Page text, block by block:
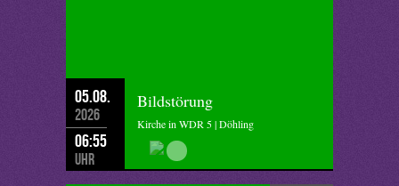
05.08.
2026
06:55
Uhr
Bildstörung
Kirche in WDR 5 | Döhling